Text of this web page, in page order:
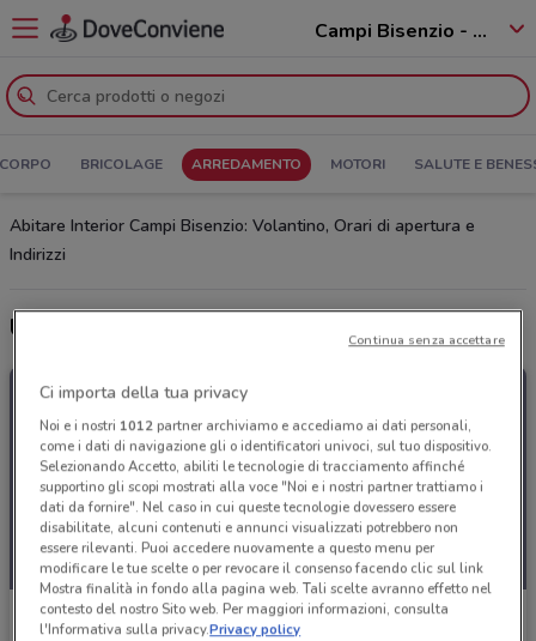
Campi Bisenzio - 50013
BRICOLAGE ARREDAMENTO MOTORI SALUTE E
Abitare Interior Campi Bisenzio: Volantino, Orari di apertura e
Indirizzi
Ultime offerte del volantino Abitare Interior
Abitare Interior
Ci importa della tua privacy
Noi e i nostri 1012partner archiviamo e accediamo ai dati personali,
come i dati di navigazione gli o identificatori univoci, sul tuo dispositivo.
Selezionando Accetto, abiliti le tecnologie di tracciamento affinché
supportino gli scopi mostrati alla voce "Noi e i nostri partner trattiamo i
dati da fornire". Nel caso in cui queste tecnologie dovessero essere
disabilitate, alcuni contenuti e annunci visualizzati potrebbero non
essere rilevanti. Puoi accedere nuovamente a questo menu per
modificare le tue scelte o per revocare il consenso facendo clic sul link
Mostra finalità in fondo alla pagina web. Tali scelte avranno effetto nel
contesto del nostro Sito web. Per maggiori informazioni, consulta
l'Informativa sulla privacy.Privacy policy
Continua senza accettare